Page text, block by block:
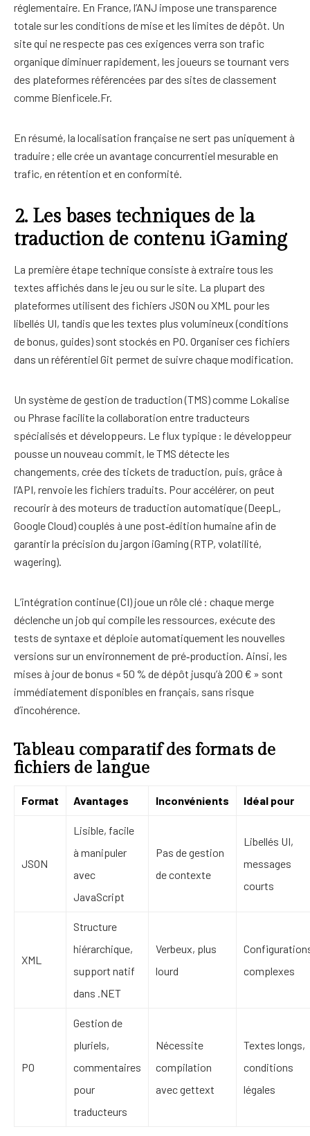
réglementaire. En France, l’ANJ impose une transparence
totale sur les conditions de mise et les limites de dépôt. Un
site qui ne respecte pas ces exigences verra son trafic
organique diminuer rapidement, les joueurs se tournant vers
des plateformes référencées par des sites de classement
comme Bienficele.Fr.
En résumé, la localisation française ne sert pas uniquement à
traduire ; elle crée un avantage concurrentiel mesurable en
trafic, en rétention et en conformité.
2. Les bases techniques de la
traduction de contenu iGaming
La première étape technique consiste à extraire tous les
textes affichés dans le jeu ou sur le site. La plupart des
plateformes utilisent des fichiers JSON ou XML pour les
libellés UI, tandis que les textes plus volumineux (conditions
de bonus, guides) sont stockés en PO. Organiser ces fichiers
dans un référentiel Git permet de suivre chaque modification.
Un système de gestion de traduction (TMS) comme Lokalise
ou Phrase facilite la collaboration entre traducteurs
spécialisés et développeurs. Le flux typique : le développeur
pousse un nouveau commit, le TMS détecte les
changements, crée des tickets de traduction, puis, grâce à
l’API, renvoie les fichiers traduits. Pour accélérer, on peut
recourir à des moteurs de traduction automatique (DeepL,
Google Cloud) couplés à une post‑édition humaine afin de
garantir la précision du jargon iGaming (RTP, volatilité,
wagering).
L’intégration continue (CI) joue un rôle clé : chaque merge
déclenche un job qui compile les ressources, exécute des
tests de syntaxe et déploie automatiquement les nouvelles
versions sur un environnement de pré‑production. Ainsi, les
mises à jour de bonus « 50 % de dépôt jusqu’à 200 € » sont
immédiatement disponibles en français, sans risque
d’incohérence.
Tableau comparatif des formats de
fichiers de langue
Format Avantages Inconvénients Idéal pour
JSON
Lisible, facile
à manipuler
avec
JavaScript
Pas de gestion
de contexte
Libellés UI,
messages
courts
XML
Structure
hiérarchique,
support natif
dans .NET
Verbeux, plus
lourd
complexes
PO
Gestion de
pluriels,
commentaires
pour
traducteurs
Nécessite
compilation
avec gettext
Textes longs,
conditions
légales